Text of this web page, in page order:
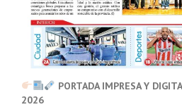
PORTADA IMPRESA Y
2026